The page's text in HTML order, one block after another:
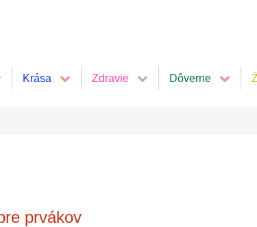
Krása Zdravie Dôverne
prvákov